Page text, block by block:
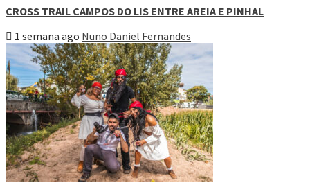
CROSS TRAIL CAMPOS DO LIS ENTRE AREIA E PINHAL
1 semana ago Nuno Daniel Fernandes